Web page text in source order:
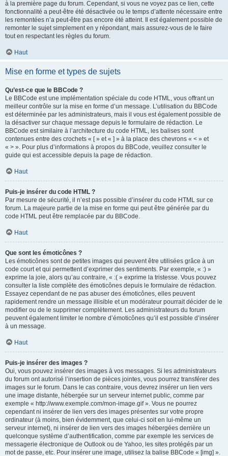
à la première page du forum. Cependant, si vous ne voyez pas ce lien, cette
fonctionnalité a peut-être été désactivée ou le temps d’attente nécessaire entre
les remontées n’a peut-être pas encore été atteint. Il est également possible de
remonter le sujet simplement en y répondant, mais assurez-vous de le faire
tout en respectant les règles du forum.
Haut
Mise en forme et types de sujets
Qu’est-ce que le BBCode ?
Le BBCode est une implémentation spéciale du code HTML, vous offrant un
meilleur contrôle sur la mise en forme d’un message. L’utilisation du BBCode
est déterminée par les administrateurs, mais il vous est également possible de
la désactiver sur chaque message depuis le formulaire de rédaction. Le
BBCode est similaire à l’architecture du code HTML, les balises sont
contenues entre des crochets « [ » et « ] » à la place des chevrons « < » et
« > ». Pour plus d’informations à propos du BBCode, veuillez consulter le
guide qui est accessible depuis la page de rédaction.
Haut
Puis-je insérer du code HTML ?
Par mesure de sécurité, il n’est pas possible d’insérer du code HTML sur ce
forum. La majeure partie de la mise en forme qui peut être générée par du
code HTML peut être remplacée par du BBCode.
Haut
Que sont les émoticônes ?
Les émoticônes sont de petites images qui peuvent être utilisées grâce à un
code court et qui permettent d’exprimer des sentiments. Par exemple, « :) »
exprime la joie, alors qu’au contraire, « :( » exprime la tristesse. Vous pouvez
consulter la liste complète des émoticônes depuis le formulaire de rédaction.
Essayez cependant de ne pas abuser des émoticônes, elles peuvent
rapidement rendre un message illisible et un modérateur pourrait décider de le
modifier ou de le supprimer complètement. Les administrateurs du forum
peuvent également limiter le nombre d’émoticônes qu’il est possible d’insérer
à un message.
Haut
Puis-je insérer des images ?
Oui, vous pouvez insérer des images à vos messages. Si les administrateurs
du forum ont autorisé l’insertion de pièces jointes, vous pourrez transférer des
images sur le forum. Dans le cas contraire, vous devrez insérer un lien vers
une image distante, hébergée sur un serveur internet public, comme par
exemple « http://www.exemple.com/mon-image.gif ». Vous ne pourrez
cependant ni insérer de lien vers des images présentes sur votre propre
ordinateur (à moins, bien évidemment, que celui-ci soit en lui-même un
serveur internet), ni insérer de lien vers des images hébergées derrière un
quelconque système d’authentification, comme par exemple les services de
messagerie électronique de Outlook ou de Yahoo, les sites protégés par un
mot de passe, etc. Pour insérer une image, utilisez la balise BBCode « [img] ».